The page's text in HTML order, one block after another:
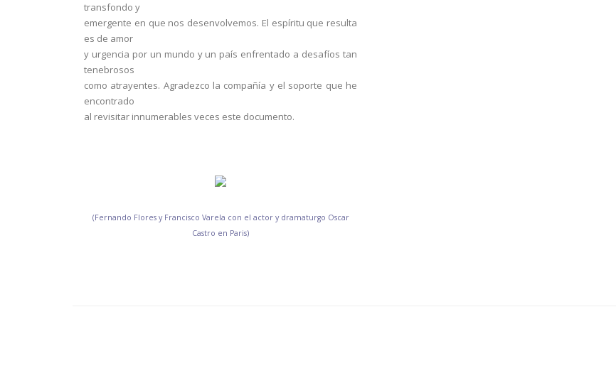
transfondo y
emergente en que nos desenvolvemos. El espíritu que resulta
es de amor
y urgencia por un mundo y un país enfrentado a desafíos tan
tenebrosos
como atrayentes. Agradezco la compañía y el soporte que he
encontrado
al revisitar innumerables veces este documento.
(Fernando Flores y Francisco Varela con el actor y dramaturgo Oscar
Castro en Paris)